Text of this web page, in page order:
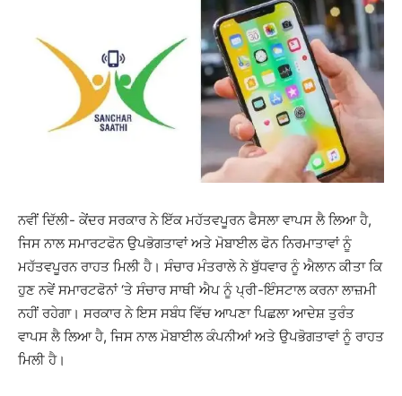
ਨਵੀਂ ਦਿੱਲੀ- ਕੇਂਦਰ ਸਰਕਾਰ ਨੇ ਇੱਕ ਮਹੱਤਵਪੂਰਨ ਫੈਸਲਾ ਵਾਪਸ ਲੈ ਲਿਆ ਹੈ,
ਜਿਸ ਨਾਲ ਸਮਾਰਟਫੋਨ ਉਪਭੋਗਤਾਵਾਂ ਅਤੇ ਮੋਬਾਈਲ ਫੋਨ ਨਿਰਮਾਤਾਵਾਂ ਨੂੰ
ਮਹੱਤਵਪੂਰਨ ਰਾਹਤ ਮਿਲੀ ਹੈ। ਸੰਚਾਰ ਮੰਤਰਾਲੇ ਨੇ ਬੁੱਧਵਾਰ ਨੂੰ ਐਲਾਨ ਕੀਤਾ ਕਿ
ਹੁਣ ਨਵੇਂ ਸਮਾਰਟਫੋਨਾਂ ‘ਤੇ ਸੰਚਾਰ ਸਾਥੀ ਐਪ ਨੂੰ ਪ੍ਰੀ-ਇੰਸਟਾਲ ਕਰਨਾ ਲਾਜ਼ਮੀ
ਨਹੀਂ ਰਹੇਗਾ। ਸਰਕਾਰ ਨੇ ਇਸ ਸਬੰਧ ਵਿੱਚ ਆਪਣਾ ਪਿਛਲਾ ਆਦੇਸ਼ ਤੁਰੰਤ
ਵਾਪਸ ਲੈ ਲਿਆ ਹੈ, ਜਿਸ ਨਾਲ ਮੋਬਾਈਲ ਕੰਪਨੀਆਂ ਅਤੇ ਉਪਭੋਗਤਾਵਾਂ ਨੂੰ ਰਾਹਤ
ਮਿਲੀ ਹੈ।